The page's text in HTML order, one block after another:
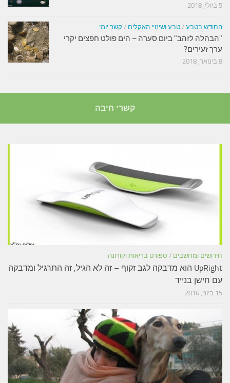
5 ביולי, 2018
החודש בטבע / טבע ושינויי האקלים / קשר יומי
"הבהלה לזהב" ביום סערה – הים פולט חפצים יקרי
ערך זעירים?
8 בינואר, 2018
קשרי חיבה
חידושים ומחשבים / ספורט בריאות וקורונה
UpRight הוא מדבקה לגב זקוף – זה לא הגיל, זה התרגיל ומדבקה
עם חישן בנייד
15 ביוני, 2016